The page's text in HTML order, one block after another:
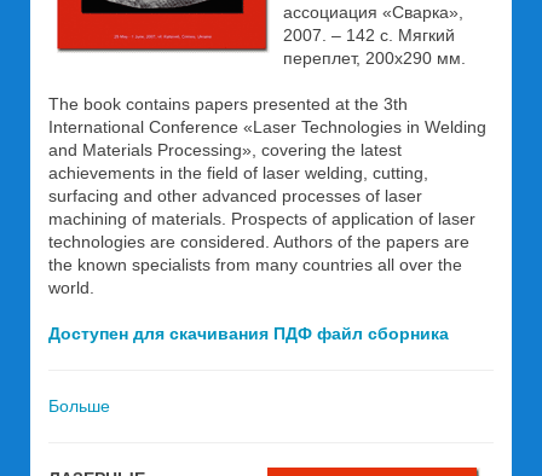
ассоциация «Сварка»,
2007. – 142 с. Мягкий
переплет, 200х290 мм.
The book contains papers presented at the 3th
International Conference «Laser Technologies in Welding
and Materials Processing», covering the latest
achievements in the field of laser welding, cutting,
surfacing and other advanced processes of laser
machining of materials. Prospects of application of laser
technologies are considered. Authors of the papers are
the known specialists from many countries all over the
world.
Доступен для скачивания ПДФ файл сборника
Больше